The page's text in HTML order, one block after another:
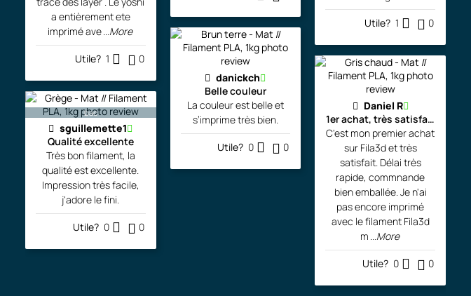
$
.
:
6
2
9
.
0
0
.
0
a entièrement ete
imprimé ave...More
Utile? 1 0
bac
sguillemette1
Qualité excellente
Très bon filament, la
qualité est excellente.
Impression très facile,
j'adore le fini.
Utile? 0 0
danickch
Belle couleur
La couleur est belle et
s’imprime très bien.
Utile? 0 0
Utile? 1 0
Daniel R
1er achat, très satisfait!!!
C'est mon premier achat
sur Fila3d et très
satisfait. Délai très
rapide, commnande
bien emballée. Je n'ai
pas encore imprimé
avec le filament Fila3d
m ...More
Utile? 0 0